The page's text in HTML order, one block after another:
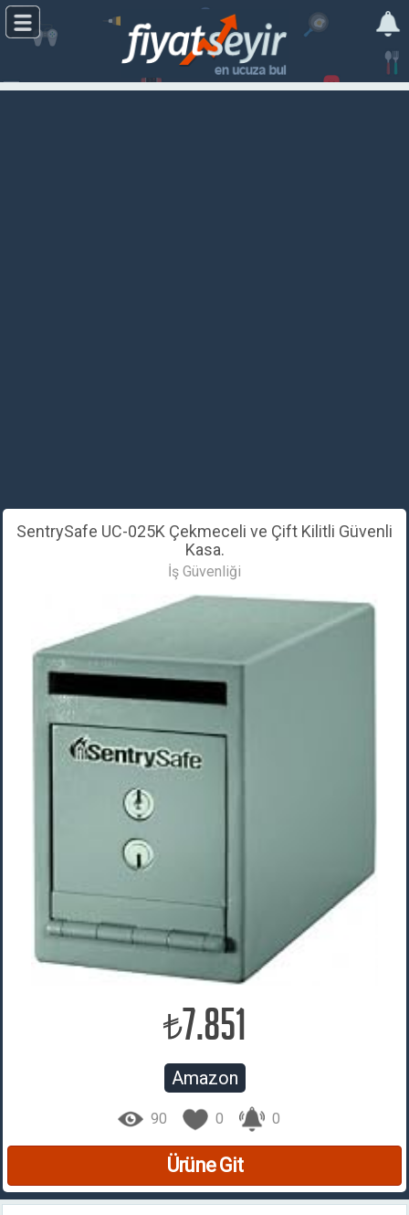
SentrySafe UC-025K Çekmeceli ve Çift Kilitli Güvenli
Kasa.
İş Güvenliği
₺7.851
Amazon
90 0 0
Ürüne Git